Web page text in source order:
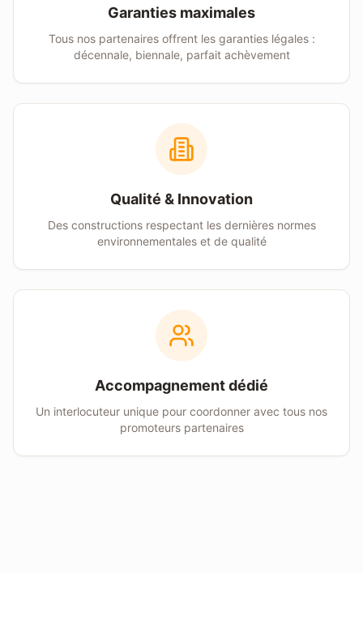
Garanties maximales
Tous nos partenaires offrent les garanties légales :
décennale, biennale, parfait achèvement
Qualité & Innovation
Des constructions respectant les dernières normes
environnementales et de qualité
Accompagnement dédié
Un interlocuteur unique pour coordonner avec tous nos
promoteurs partenaires